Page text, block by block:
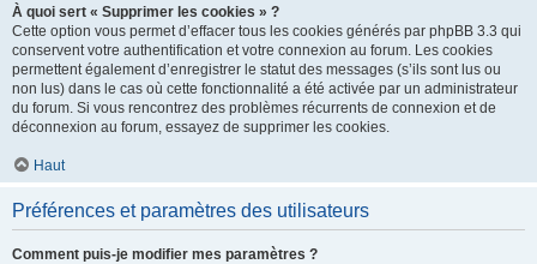
À quoi sert « Supprimer les cookies » ?
Cette option vous permet d’effacer tous les cookies générés par phpBB 3.3 qui
conservent votre authentification et votre connexion au forum. Les cookies
permettent également d’enregistrer le statut des messages (s’ils sont lus ou
non lus) dans le cas où cette fonctionnalité a été activée par un administrateur
du forum. Si vous rencontrez des problèmes récurrents de connexion et de
déconnexion au forum, essayez de supprimer les cookies.
Haut
Préférences et paramètres des utilisateurs
Comment puis-je modifier mes paramètres ?